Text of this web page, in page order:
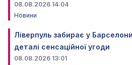
08.08.2026 14:04
Новини
Ліверпуль забирає у Барселони
деталі сенсаційної угоди
08.08.2026 13:01